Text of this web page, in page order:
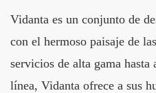
Vidanta es un conjunto de
con el hermoso paisaje de
servicios de alta gama
línea, Vidanta ofrece a sus